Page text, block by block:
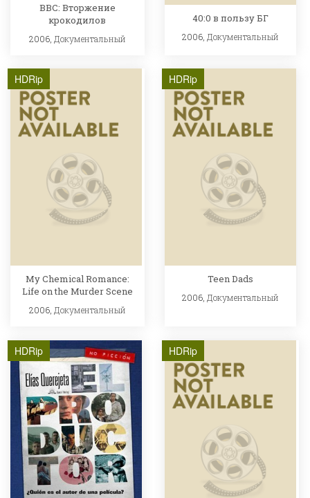
BBC: Вторжение
крокодилов
2006, Документальный
40:0 в пользу БГ
2006, Документальный
HDRip
My Chemical Romance:
Life on the Murder Scene
2006, Документальный
HDRip
Teen Dads
2006,Документальный
HDRip HDRip